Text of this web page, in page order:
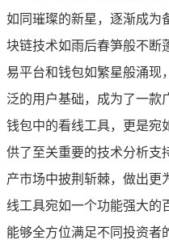
如同璀璨的新星，逐渐成为
块链技术如雨后春笋般不断
易平台和钱包如繁星般涌现
泛的用户基础，成为了一款
钱包中的看线工具，更是宛
供了至关重要的技术分析支
产市场中披荆斩棘，做出更
线工具宛如一个功能强大的
能够全方位满足不同投资者